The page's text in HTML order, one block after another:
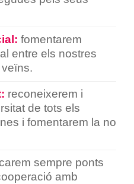
fomentarem
entre els nostres
reconeixerem i
de tots els
i fomentarem la no
sempre ponts
amb